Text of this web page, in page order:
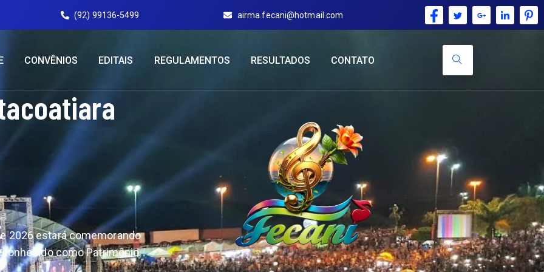
(92) 99136-5499 airma.fecani@hotmail.com
CONVÊNIOS EDITAIS REGULAMENTOS RESULTADOS CONTATO
2026 estará comemorando
como Patrimônio